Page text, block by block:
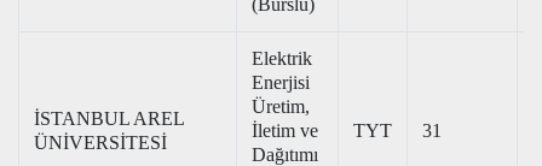
(Burslu)
İSTANBUL AREL
ÜNİVERSİTESİ
Elektrik
Enerjisi
Üretim,
İletim ve
Dağıtımı
TYT 31